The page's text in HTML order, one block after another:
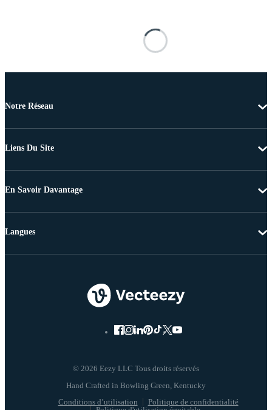
Notre Réseau
Liens Du Site
En Savoir Davantage
© 2026 Eezy LLC Tous droits réservés
Conditions d’utilisation
Politique de confidentialité
Langues